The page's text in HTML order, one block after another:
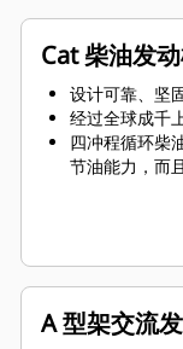
Cat 柴油发
设计可靠、坚
经过全球成千
四冲程循环柴
节油能力，而
A 型架交流